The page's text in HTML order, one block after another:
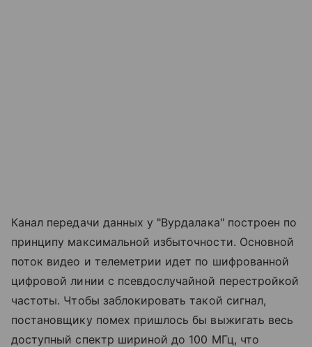
Канал передачи данных у "Вурдалака" построен по
принципу максимальной избыточности. Основной
поток видео и телеметрии идет по шифрованной
цифровой линии с псевдослучайной перестройкой
частоты. Чтобы заблокировать такой сигнал,
постановщику помех пришлось бы выжигать весь
доступный спектр шириной до 100 МГц, что